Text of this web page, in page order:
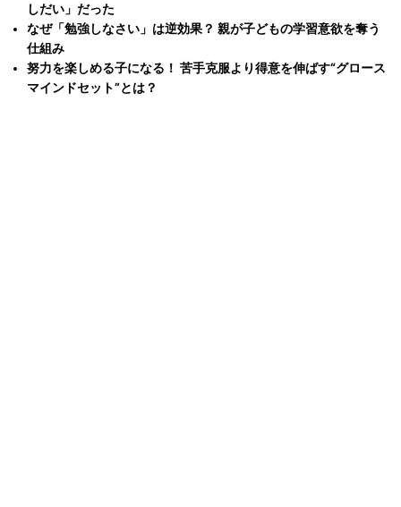
しだい」だった
なぜ「勉強しなさい」は逆効果？ 親が子どもの学習意欲を奪う
仕組み
努力を楽しめる子になる！ 苦手克服より得意を伸ばす“グロース
マインドセット”とは？